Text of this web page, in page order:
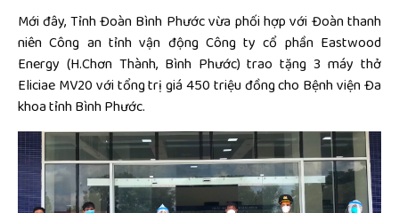
Mới đây, Tỉnh Đoàn Bình Phước vừa phối hợp với Đoàn thanh
niên Công an tỉnh vận động Công ty cổ phần Eastwood
Energy (H.Chơn Thành, Bình Phước) trao tặng 3 máy thở
Eliciae MV20 với tổng trị giá 450 triệu đồng cho Bệnh viện Đa
khoa tỉnh Bình Phước.